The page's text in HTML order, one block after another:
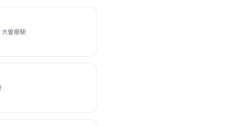
曽根駅